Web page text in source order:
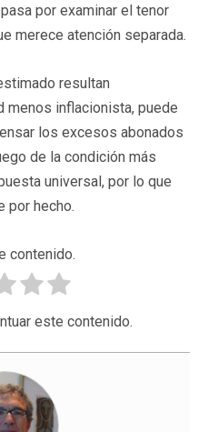
por examinar el tenor
merece atención separada.
resultan
menos inflacionista, puede
los excesos abonados
de la condición más
universal, por lo que
por hecho.
contenido.
este contenido.